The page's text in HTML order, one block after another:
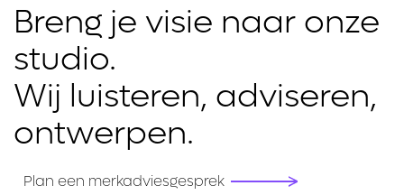
Breng je visie naar onze
studio.
Wij luisteren, adviseren,
ontwerpen.
Plan een merkadviesgesprek